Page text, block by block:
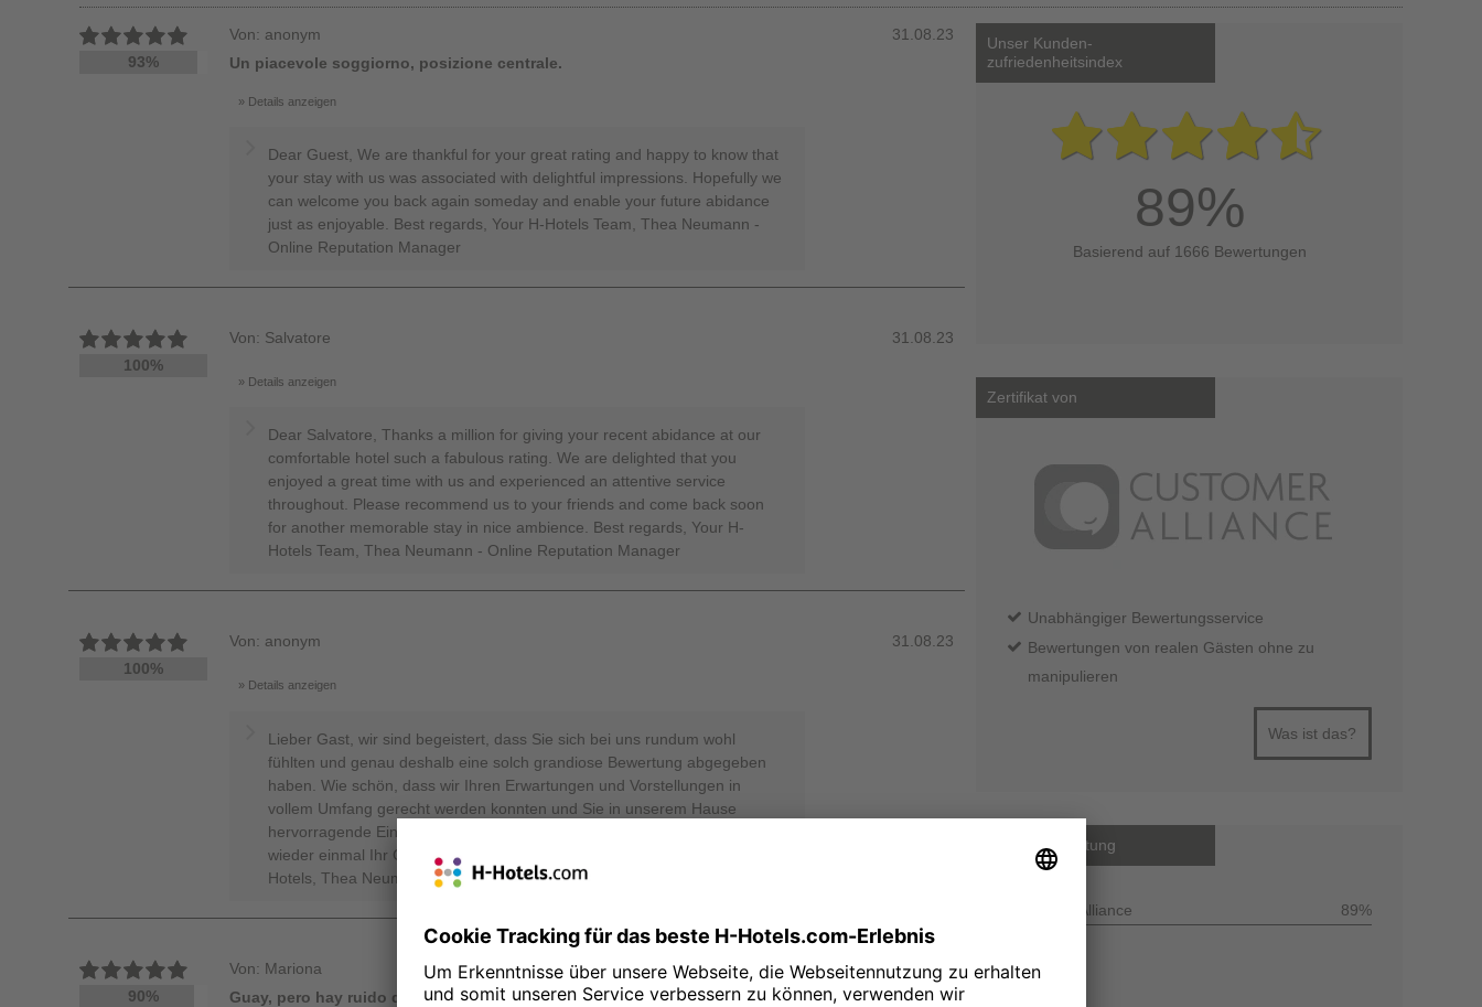
93%
Von: anonym
Un piacevole soggiorno, posizione centrale.
Details anzeigen
Dear Guest, We are thankful for your great rating and happy to know that
your stay with us was associated with delightful impressions. Hopefully we
can welcome you back again someday and enable your future abidance
just as enjoyable. Best regards, Your H-Hotels Team, Thea Neumann -
Online Reputation Manager
31.08.23
100%
Von: Salvatore
Details anzeigen
Dear Salvatore, Thanks a million for giving your recent abidance at our
comfortable hotel such a fabulous rating. We are delighted that you
enjoyed a great time with us and experienced an attentive service
throughout. Please recommend us to your friends and come back soon
for another memorable stay in nice ambience. Best regards, Your H-
Hotels Team, Thea Neumann - Online Reputation Manager
31.08.23
100%
Von: anonym
Details anzeigen
Lieber Gast, wir sind begeistert, dass Sie sich bei uns rundum wohl
fühlten und genau deshalb eine solch grandiose Bewertung abgegeben
haben. Wie schön, dass wir Ihren Erwartungen und Vorstellungen in
vollem Umfang gerecht werden konnten und Sie in unserem Hause
hervorragende Eindrücke sammelten. Hoffentlich dürfen wir schon bald
wieder einmal Ihr Gastgeber sein. Beste Grüße, Ihr Team von den H-
Hotels, Thea Neumann - Online Reputation Manager
31.08.23
90%
Von: Mariona
Guay, pero hay ruido de otras habitaciones todo el rato
29.08.23
Unser Kunden-
zufriedenheitsindex
89%
Basierend auf 1666 Bewertungen
Zertifikat von
Unabhängiger Bewertungsservice
Bewertungen von realen Gästen ohne zu
manipulieren
Was ist das?
Gesamtbewertung
Customer Alliance 89%